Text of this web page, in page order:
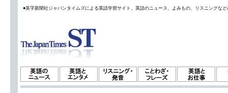
●英字新聞社ジャパンタイムズによる英語学習サイト。英語のニュース、よみもの、リスニングな